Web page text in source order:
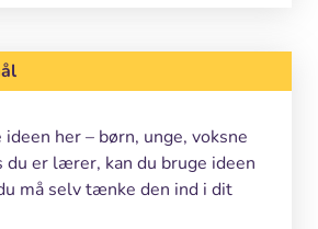
her – børn, unge, voksne
du er lærer, kan du bruge ideen
må selv tænke den ind i dit